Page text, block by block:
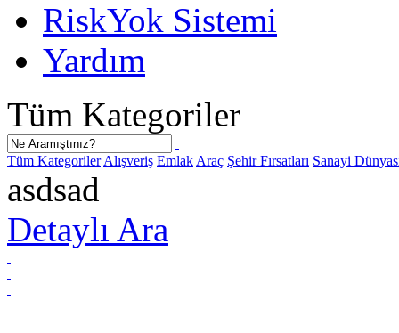
RiskYok Sistemi
Yardım
Tüm Kategoriler
Tüm Kategoriler Alışveriş Emlak Araç Şehir Fırsatları Sanayi
asdsad
Detaylı Ara